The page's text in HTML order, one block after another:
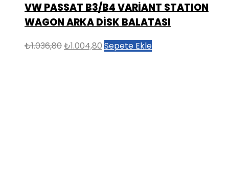
VW PASSAT B3/B4 VARİANT STATION
WAGON ARKA DİSK BALATASI
₺1.036,80Orijinal
₺1.004,80 Şu
Sepete Ekle